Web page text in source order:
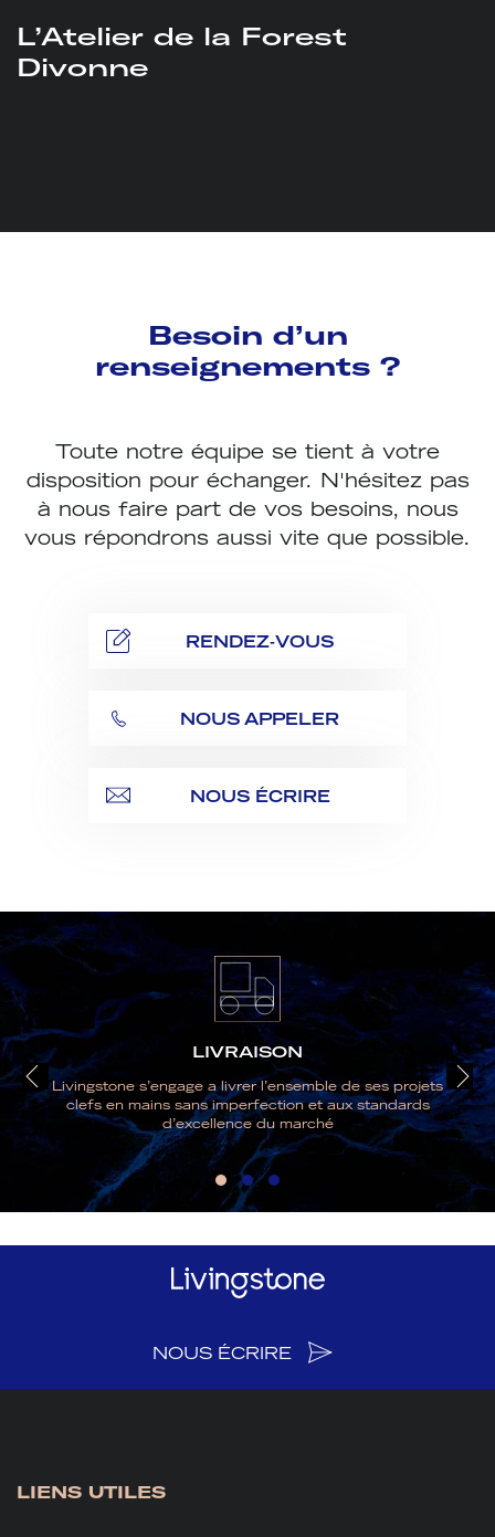
L’Atelier de la Forest
Divonne
Besoin d’un
renseignements ?
Toute notre équipe se tient à votre
disposition pour échanger. N'hésitez pas
à nous faire part de vos besoins, nous
vous répondrons aussi vite que possible.
RENDEZ-VOUS
NOUS APPELER
NOUS ÉCRIRE
LIVRAISON
Livingstone s’engage a livrer l’ensemble de ses projets
clefs en mains sans imperfection et aux standards
d’excellence du marché
NOUS ÉCRIRE
LIENS UTILES